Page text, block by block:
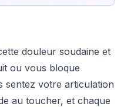
douleur soudaine et
ou vous bloque
sentez votre articulation
au toucher, et chaque